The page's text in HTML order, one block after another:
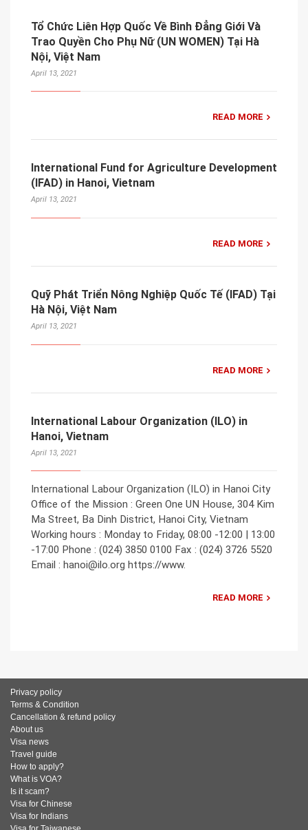
Tổ Chức Liên Hợp Quốc Về Bình Đẳng Giới Và
Trao Quyền Cho Phụ Nữ (UN WOMEN) Tại Hà
Nội, Việt Nam
April 13, 2021
READ MORE
International Fund for Agriculture Development
(IFAD) in Hanoi, Vietnam
April 13, 2021
READ MORE
Quỹ Phát Triển Nông Nghiệp Quốc Tế (IFAD) Tại
Hà Nội, Việt Nam
April 13, 2021
READ MORE
International Labour Organization (ILO) in
Hanoi, Vietnam
April 13, 2021
International Labour Organization (ILO) in Hanoi City
Office of the Mission : Green One UN House, 304 Kim
Ma Street, Ba Dinh District, Hanoi City, Vietnam
Working hours : Monday to Friday, 08:00 -12:00 | 13:00
-17:00 Phone : (024) 3850 0100 Fax : (024) 3726 5520
Email : hanoi@ilo.org https://www.
READ MORE
Privacy policy
Terms & Condition
Cancellation & refund policy
About us
Visa news
Travel guide
How to apply?
What is VOA?
Is it scam?
Visa for Chinese
Visa for Indians